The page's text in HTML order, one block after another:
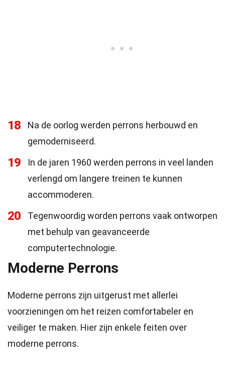
18
Na de oorlog werden perrons herbouwd en
gemoderniseerd.
19
In de jaren 1960 werden perrons in veel landen
verlengd om langere treinen te kunnen
accommoderen.
20
Tegenwoordig worden perrons vaak ontworpen
met behulp van geavanceerde
computertechnologie.
Moderne Perrons
Moderne perrons zijn uitgerust met allerlei
voorzieningen om het reizen comfortabeler en
veiliger te maken. Hier zijn enkele feiten over
moderne perrons.